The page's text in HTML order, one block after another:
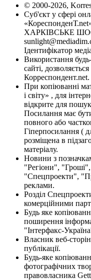
© 2000-2026,
Суб'єкт у сфері
ХАРКІВСЬКЕ
Ідентифікатор
Використання
сайті,
Корреспондент.net.
При копіюванні
і світу» , для
відкрите для
Посилання має
повного або
Гіперпосилання (
розміщена в
матеріалу.
Новини з
"Регіони",
"Спецпроекти",
реклами.
Розділ
комерційними
Будь яке
поширення
"Інтерфакс-
Власник веб-
публікації.
Будь-яке
фотографічних
правовласника